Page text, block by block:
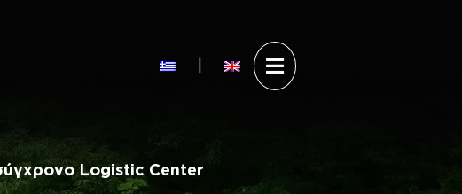
Επίσκεψη στο Theoni Water (Ελληνικά)
Visit Theoni Water (English)
Άνοιγμα
μενού
Logistic Center